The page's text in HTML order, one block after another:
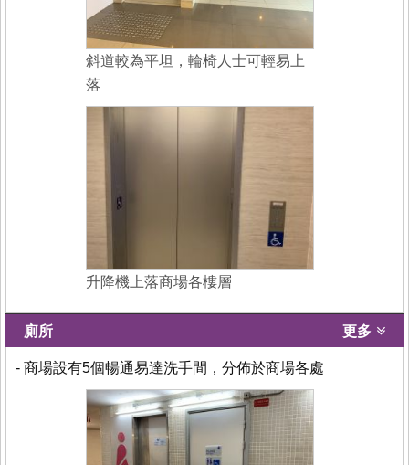
斜道較為平坦，輪椅人士可輕易上
落
升降機上落商場各樓層
廁所 更多
- 商場設有5個暢通易達洗手間，分佈於商場各處